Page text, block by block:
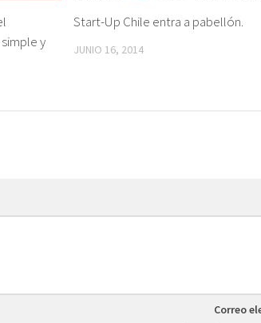
y
Start-Up Chile entra a pabellón.
JUNIO 16, 2014
Correo